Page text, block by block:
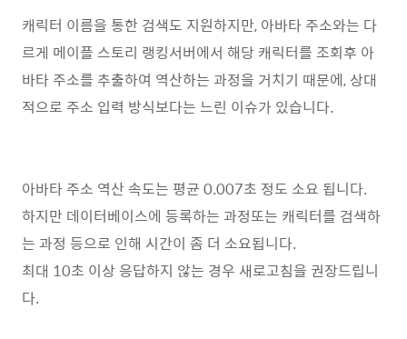
캐릭터 이름을 통한 검색도 지원하지만, 아바타 주소와는 다
르게 메이플 스토리 랭킹서버에서 해당 캐릭터를 조회후 아
바타 주소를 추출하여 역산하는 과정을 거치기 때문에, 상대
적으로 주소 입력 방식보다는 느린 이슈가 있습니다.
아바타 주소 역산 속도는 평균 0.007초 정도 소요 됩니다.
하지만 데이터베이스에 등록하는 과정또는 캐릭터를 검색하
는 과정 등으로 인해 시간이 좀 더 소요됩니다.
최대 10초 이상 응답하지 않는 경우 새로고침을 권장드립니
다.